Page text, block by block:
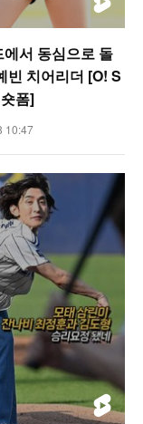
에서 동심으로 돌
빈 치어리더 [O! S
폼]
10:47